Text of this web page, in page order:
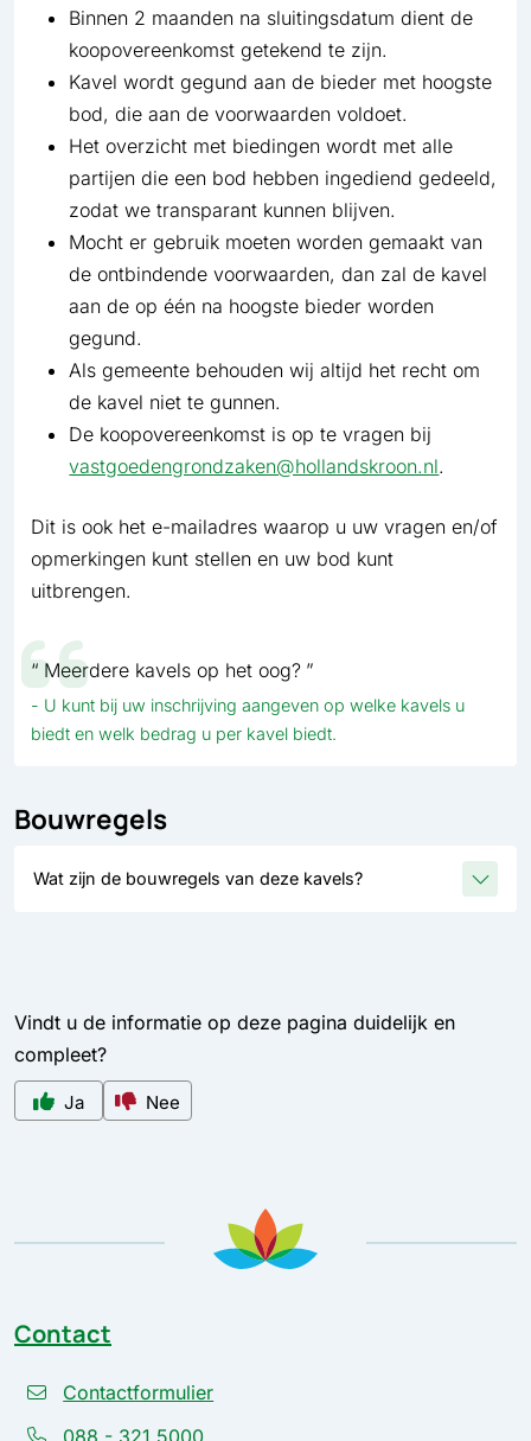
Binnen 2 maanden na sluitingsdatum dient de
koopovereenkomst getekend te zijn.
Kavel wordt gegund aan de bieder met hoogste
bod, die aan de voorwaarden voldoet.
Het overzicht met biedingen wordt met alle
partijen die een bod hebben ingediend gedeeld,
zodat we transparant kunnen blijven.
Mocht er gebruik moeten worden gemaakt van
de ontbindende voorwaarden, dan zal de kavel
aan de op één na hoogste bieder worden
gegund.
Als gemeente behouden wij altijd het recht om
de kavel niet te gunnen.
De koopovereenkomst is op te vragen bij
vastgoedengrondzaken@hollandskroon.nl.
Dit is ook het e-mailadres waarop u uw vragen en/of
opmerkingen kunt stellen en uw bod kunt
uitbrengen.
Meerdere kavels op het oog?
U kunt bij uw inschrijving aangeven op welke kavels u
biedt en welk bedrag u per kavel biedt.
Bouwregels
Wat zijn de bouwregels van deze kavels?
Vindt u de informatie op deze pagina duidelijk en
compleet?
Ja Nee
Contact
Contactformulier
088 - 321 5000